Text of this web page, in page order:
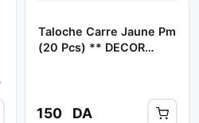
Taloche Carre Jaune Pm
(20 Pcs) ** DECOR
150 DA